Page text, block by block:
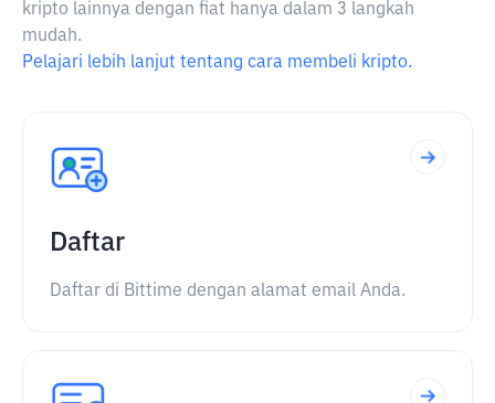
kripto lainnya dengan fiat hanya dalam 3 langkah
mudah.
Pelajari lebih lanjut tentang cara membeli kripto.
Daftar
Daftar di Bittime dengan alamat email Anda.